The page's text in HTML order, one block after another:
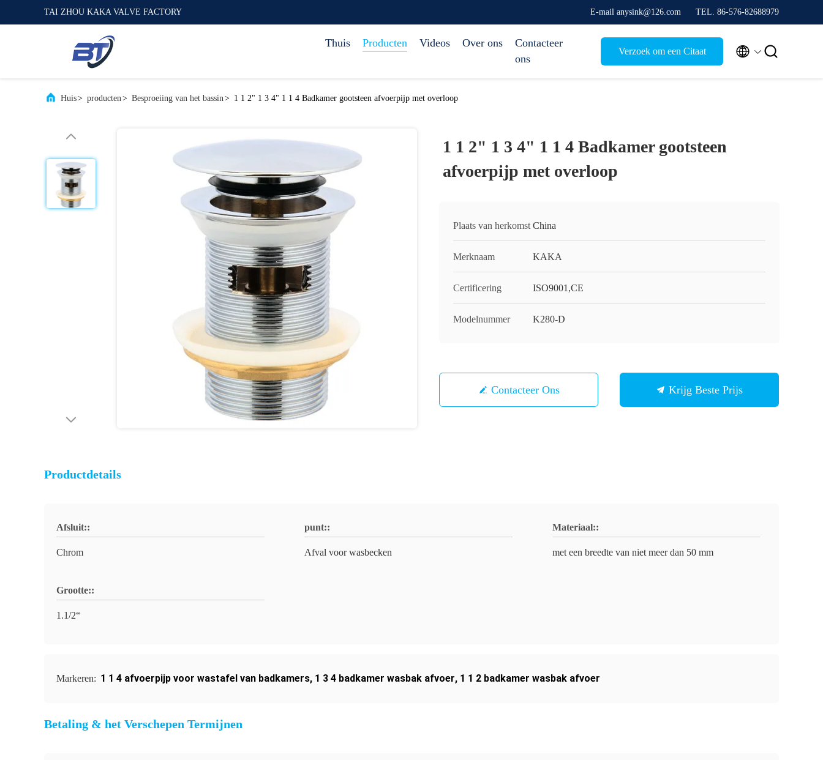
TAI ZHOU KAKA VALVE FACTORY E-mail anysink@126.com TEL. 86-576-82688979
Thuis Producten Videos Over ons
Contacteer
ons
Verzoek om een Citaat  
Huis> producten> Besproeiing van het bassin> 1 1 2" 1 3 4" 1 1 4 Badkamer gootsteen afvoerpijp met overloop
1 1 2" 1 3 4" 1 1 4 Badkamer gootsteen
afvoerpijp met overloop
Plaats van herkomst China
Merknaam KAKA
Certificering ISO9001,CE
Modelnummer K280-D
Contacteer Ons Krijg Beste Prijs
Productdetails
Afsluit::
Chrom
punt::
Afval voor wasbecken
Materiaal::
met een breedte van niet meer dan 50 mm
Grootte::
1.1/2“
Markeren: 1 1 4 afvoerpijp voor wastafel van badkamers, 1 3 4 badkamer wasbak afvoer, 1 1 2 badkamer wasbak afvoer
Betaling & het Verschepen Termijnen